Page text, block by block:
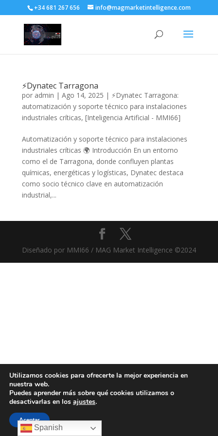
+34 681 267 656 info@magmarketintelligence.com
⚡Dynatec Tarragona
por admin | Ago 14, 2025 | ⚡Dynatec Tarragona:
automatización y soporte técnico para instalaciones
industriales críticas, [Inteligencia Artificial - MMI66]
Automatización y soporte técnico para instalaciones
industriales críticas 🌍 Introducción En un entorno
como el de Tarragona, donde confluyen plantas
químicas, energéticas y logísticas, Dynatec destaca
como socio técnico clave en automatización
industrial,...
Diseñado por MMI66 / MAG Market Intelligence ©2024
Spanish
Utilizamos cookies para ofrecerte la mejor experiencia en
nuestra web.
Puedes aprender más sobre qué cookies utilizamos o
desactivarlas en los ajustes.
Aceptar